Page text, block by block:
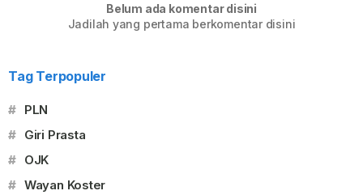
Belum ada komentar disini
Jadilah yang pertama berkomentar disini
Tag Terpopuler
# PLN
# Giri Prasta
# OJK
# Wayan Koster